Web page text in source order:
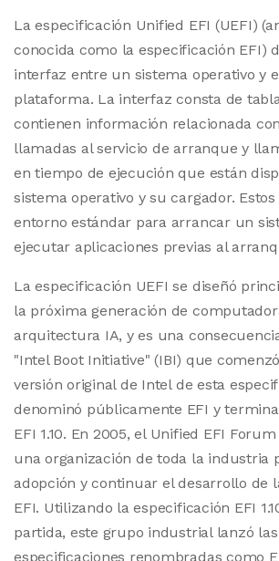
La especificación Unified EFI (UEFI)
conocida como la especificación EFI)
interfaz entre un sistema operativo y
plataforma. La interfaz consta de
contienen información relacionada
llamadas al servicio de arranque y
en tiempo de ejecución que están
sistema operativo y su cargador.
entorno estándar para arrancar un
ejecutar aplicaciones previas al
La especificación UEFI se diseñó
la próxima generación de
arquitectura IA, y es una
"Intel Boot Initiative" (IBI) que
versión original de Intel de esta
denominó públicamente EFI y termina
EFI 1.10. En 2005, el Unified EFI
una organización de toda la industria
adopción y continuar el desarrollo de
EFI. Utilizando la especificación EFI
partida, este grupo industrial lanzó
especificaciones renombradas como